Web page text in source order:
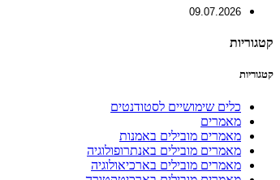
09.07.2026
קטגוריות
קטגוריות
כלים שימושיים לסטודנטים
מאמרים
מאמרים מובילים באמנות
מאמרים מובילים באנתרופולוגיה
מאמרים מובילים בארכיאולוגיה